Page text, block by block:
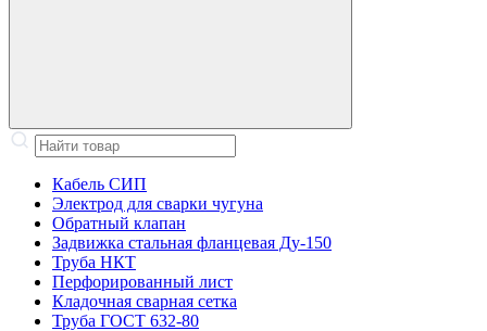
Кабель СИП
Электрод для сварки чугуна
Обратный клапан
Задвижка стальная фланцевая Ду-150
Труба НКТ
Перфорированный лист
Кладочная сварная сетка
Труба ГОСТ 632-80